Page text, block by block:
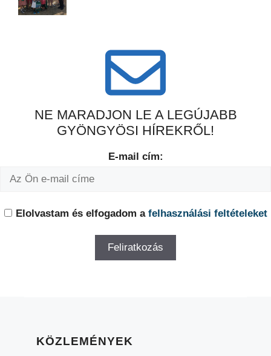
NE MARADJON LE A LEGÚJABB
GYÖNGYÖSI HÍREKRŐL!
E-mail cím:
Elolvastam és elfogadom a felhasználási feltételeket
KÖZLEMÉNYEK